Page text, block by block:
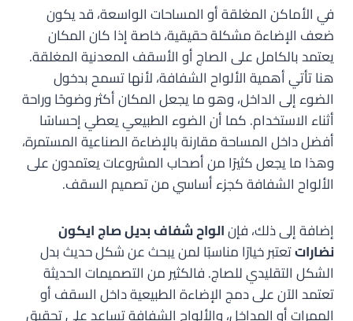
في الأماكن المغلقة أو المساحات الواسعة، قد يكون
ضعف الإضاءة مشكلة حقيقية، خاصة إذا كان المكان
يعتمد بالكامل على الصاج أو الأسقف المعدنية المغلقة.
هنا تأتي أهمية الألواح الشفافة، لأنها تسمح بدخول
الضوء إلى الداخل، وهو ما يجعل المكان أكثر وضوحًا وراحة
أثناء الاستخدام. كما أن الضوء الطبيعي يعطي إحساسًا
أفضل داخل المساحة مقارنة بالإضاءة الصناعية المستمرة،
وهذا ما يجعل كثيرًا من أصحاب المشروعات يعتمدون على
الألواح الشفافة كجزء أساسي من تصميم السقف.
إضافة إلى ذلك، فإنالواح شفاف بديل صاج ايكون
نضاراتتعتبر خيارًا مناسبًا لمن يبحث عن شكل حديث بدل
الشكل التقليدي للصاج. فالكثير من التصميمات الحديثة
تعتمد الآن على دمج الإضاءة الطبيعية داخل السقف أو
الممرات أو المداخل، والألواح الشفافة تساعد على تحقيق